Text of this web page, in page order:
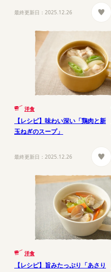
最終更新日： 2025.12.26
洋食
【レシピ】味わい深い「鶏肉と新
玉ねぎのスープ」
最終更新日： 2025.12.26
洋食
【レシピ】旨みたっぷり「あさり